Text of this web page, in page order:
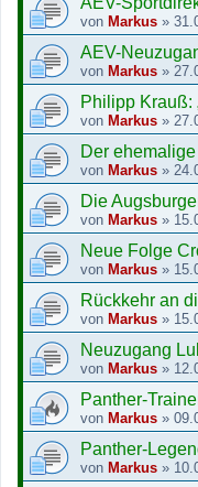
von Markus »
AEV-
von Markus »
Philipp Krauß:
von Markus »
Der
von Markus »
Die
von Markus »
Neue Folge
von Markus »
Rückkehr an
von Markus »
Neuzugang
von Markus »
Panther-
von Markus »
Panther-
von Markus »